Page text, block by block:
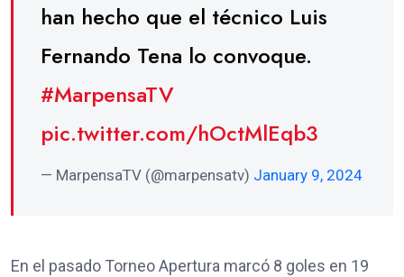
han hecho que el técnico Luis
Fernando Tena lo convoque.
#MarpensaTV
pic.twitter.com/hOctMlEqb3
— MarpensaTV (@marpensatv) January 9, 2024
En el pasado Torneo Apertura marcó 8 goles en 19